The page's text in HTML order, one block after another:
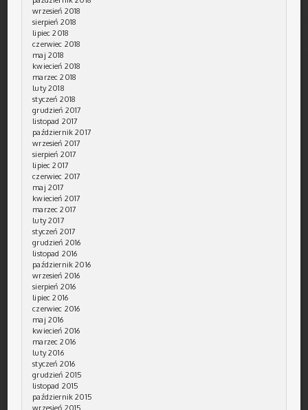
wrzesień 2018
sierpień 2018
lipiec 2018
czerwiec 2018
maj 2018
kwiecień 2018
marzec 2018
luty 2018
styczeń 2018
grudzień 2017
listopad 2017
październik 2017
wrzesień 2017
sierpień 2017
lipiec 2017
czerwiec 2017
maj 2017
kwiecień 2017
marzec 2017
luty 2017
styczeń 2017
grudzień 2016
listopad 2016
październik 2016
wrzesień 2016
sierpień 2016
lipiec 2016
czerwiec 2016
maj 2016
kwiecień 2016
marzec 2016
luty 2016
styczeń 2016
grudzień 2015
listopad 2015
październik 2015
wrzesień 2015